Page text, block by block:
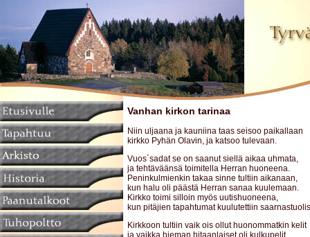
Vanhan kirkon tarinaa
Niin uljaana ja kauniina taas seisoo paikallaan
kirkko Pyhän Olavin, ja katsoo tulevaan.
Vuos´sadat se on saanut siellä aikaa uhmata,
ja tehtäväänsä toimitella Herran huoneena.
Peninkulmienkin takaa sinne tultiin aikanaan,
kun halu oli päästä Herran sanaa kuulemaan.
Kirkko toimi silloin myös uutishuoneena,
kun pitäjien tapahtumat kuulutettiin
Kirkkoon tultiin vaik ois ollut huonommatkin kelit
ja vaikka hieman hitaanlaiset oli kulkupelit.